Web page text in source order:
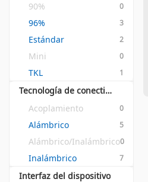
90% 0
96% 3
Estándar 2
Mini 0
TKL 1
Tecnología de conectividad
Acoplamiento
0
Alámbrico 5
Alámbrico/Inalámbrico0
Inalámbrico 7
Interfaz del dispositivo